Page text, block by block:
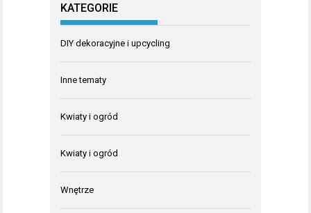
KATEGORIE
DIY dekoracyjne i upcycling
Inne tematy
Kwiaty i ogród
Kwiaty i ogród
Wnętrze